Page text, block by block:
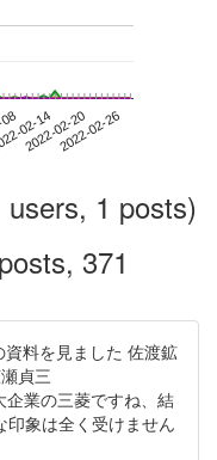
02-14
2022-02-202022-02-26
users, 1 posts)
371
料を見ました 佐渡鉱
貞三
業の三菱ですね、結
象は全く受けません